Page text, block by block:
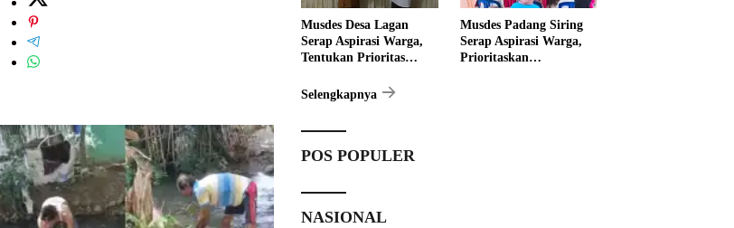
Musdes Desa Lagan
Serap Aspirasi Warga,
Tentukan Prioritas
Musdes Padang Siring
Serap Aspirasi Warga,
Prioritaskan
Selengkapnya
POS POPULER
NASIONAL